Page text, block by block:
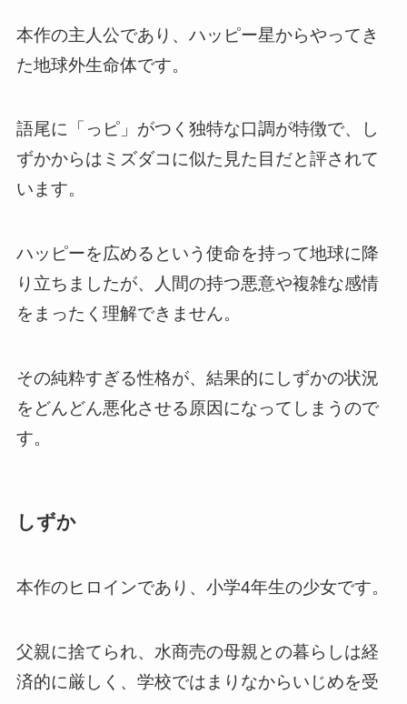
本作の主人公であり、ハッピー星からやってき
た地球外生命体です。
語尾に「っピ」がつく独特な口調が特徴で、し
ずかからはミズダコに似た見た目だと評されて
います。
ハッピーを広めるという使命を持って地球に降
り立ちましたが、人間の持つ悪意や複雑な感情
をまったく理解できません。
その純粋すぎる性格が、結果的にしずかの状況
をどんどん悪化させる原因になってしまうので
す。
しずか
本作のヒロインであり、小学4年生の少女です。
父親に捨てられ、水商売の母親との暮らしは経
済的に厳しく、学校ではまりなからいじめを受